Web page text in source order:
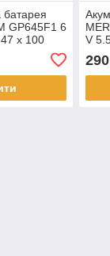
батарея
GP645F1 6
x 100
V
290